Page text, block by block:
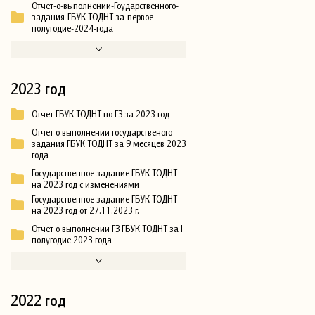
Отчет-о-выполнении-Гоударственного-
задания-ГБУК-ТОДНТ-за-первое-
полугодие-2024-года
2023 год
Отчет ГБУК ТОДНТ по ГЗ за 2023 год
Отчет о выполнении государственого
задания ГБУК ТОДНТ за 9 месяцев 2023
года
Государственное задание ГБУК ТОДНТ
на 2023 год с изменениями
Государственное задание ГБУК ТОДНТ
на 2023 год от 27.11.2023 г.
Отчет о выполнении ГЗ ГБУК ТОДНТ за I
полугодие 2023 года
2022 год